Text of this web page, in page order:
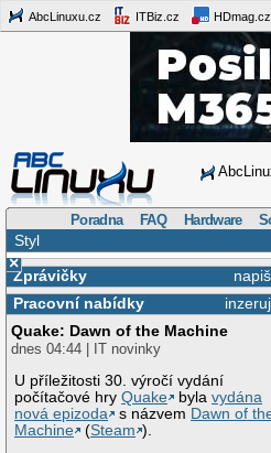
AbcLinuxu.cz ITBiz.cz HDmag.cz
Poradna FAQ Hardware
Styl
×
Zprávičky
Pracovní nabídky
Quake: Dawn of the Machine
dnes 04:44 | IT novinky
U příležitosti 30. výročí vydání
počítačové hryQuake bylavydána
nová epizoda
s názvem Dawn of
Machine
(Steam ).